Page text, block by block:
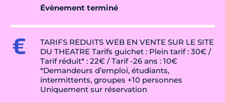
Évènement terminé
TARIFS REDUITS WEB EN VENTE SUR LE SITE
DU THEATRE Tarifs guichet : Plein tarif : 30€ /
Tarif réduit* : 22€ / Tarif -26 ans : 10€
*Demandeurs d’emploi, étudiants,
intermittents, groupes +10 personnes
Uniquement sur réservation